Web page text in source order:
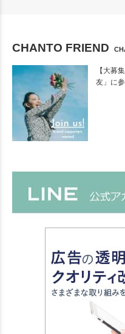
CHANTO FRIEND
【大募
友」に